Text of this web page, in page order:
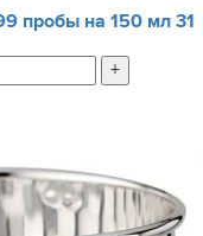
пробы на 150 мл31
+